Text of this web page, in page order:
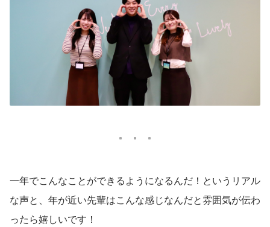
一年でこんなことができるようになるんだ！というリアル
な声と、年が近い先輩はこんな感じなんだと雰囲気が伝わ
ったら嬉しいです！